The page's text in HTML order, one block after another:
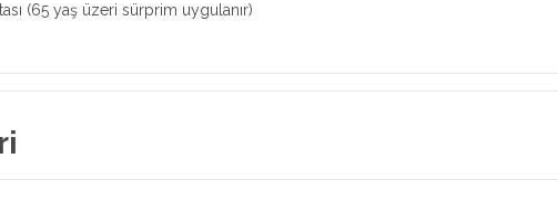
(65 yaş üzeri sürprim uygulanır)